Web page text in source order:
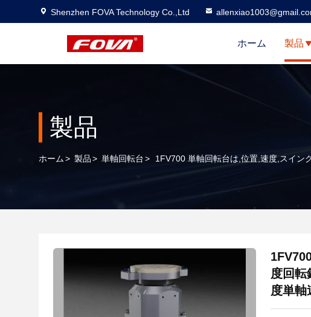
Shenzhen FOVA Technology Co.,Ltd
ホーム 製品
製品
ホーム> 製品> 単軸回転台> 1FV700 単軸回転台は,位置,速度,スイン
度回転
度単軸